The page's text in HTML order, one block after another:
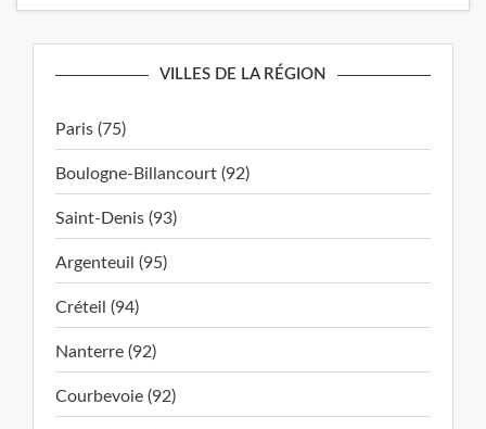
VILLES DE LA RÉGION
Paris (75)
Boulogne-Billancourt (92)
Saint-Denis (93)
Argenteuil (95)
Créteil (94)
Nanterre (92)
Courbevoie (92)